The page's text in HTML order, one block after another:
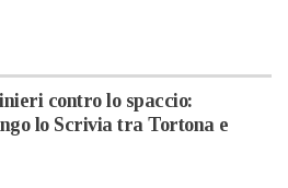
contro lo spaccio:
lo Scrivia tra Tortona e